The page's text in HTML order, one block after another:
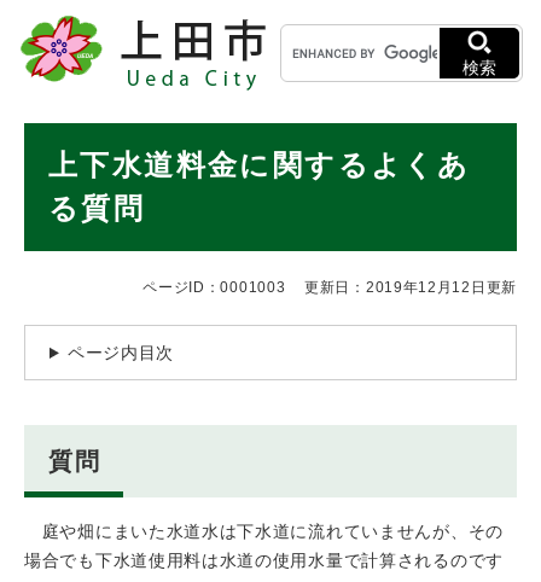
メニューを飛ばして本文へ
キ
ー
ワ
検
検索
上下水道料金に関するよくあ
る質問
ページID：0001003 更新日：2019年12月12日更新
ページ内目次
質問
庭や畑にまいた水道水は下水道に流れていませんが、その
場合でも下水道使用料は水道の使用水量で計算されるのです